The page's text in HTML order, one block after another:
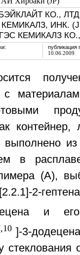
КО.,
ИНК.
КЕМИКАЛЗ
публикация
10.06.2009
контейнер,
выполнено
в
(А),
2-
и
]-3-